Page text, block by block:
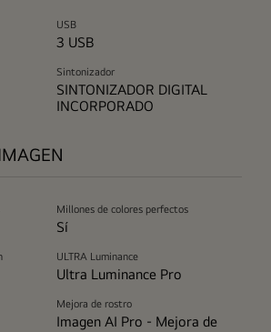
USB
3 USB
Sintonizador
SINTONIZADOR DIGITAL
INCORPORADO
Millones de colores perfectos
Sí
ULTRA Luminance
Ultra Luminance Pro
Mejora de rostro
Imagen AI Pro - Mejora de